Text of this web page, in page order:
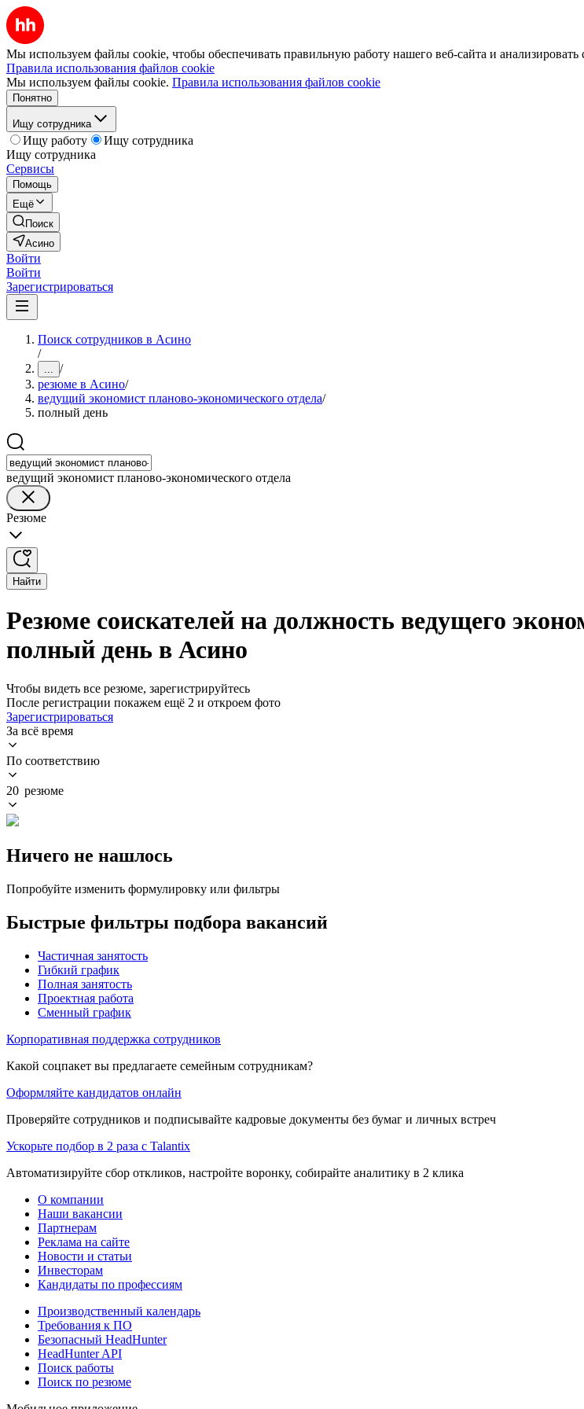
Мы используем файлы cookie, чтобы обеспечивать правильную работу нашего веб-сайта и анализировать
Правила использования файлов cookie
Мы используем файлы cookie. Правила использования файлов cookie
Понятно
Ищу сотрудника
Ищу работу
Ищу сотрудника
Ищу сотрудника
Сервисы
Помощь
Ещё
Поиск
Асино
Войти
Войти
Зарегистрироваться
Поиск сотрудников в Асино
/
... /
резюме в Асино/
ведущий экономист планово-экономического отдела/
полный день
ведущий экономист планово-экономического отдела
Резюме
Найти
Резюме соискателей на должность ведущего
полный день в Асино
Чтобы видеть все резюме, зарегистрируйтесь
После регистрации покажем ещё 2 и откроем фото
Зарегистрироваться
За всё время
По соответствию
20 резюме
Ничего не нашлось
Попробуйте изменить формулировку или фильтры
Быстрые фильтры подбора вакансий
Частичная занятость
Гибкий график
Полная занятость
Проектная работа
Сменный график
Корпоративная поддержка сотрудников
Какой соцпакет вы предлагаете семейным сотрудникам?
Оформляйте кандидатов онлайн
Проверяйте сотрудников и подписывайте кадровые документы без бумаг и личных встреч
Ускорьте подбор в 2 раза с Talantix
Автоматизируйте сбор откликов, настройте воронку, собирайте аналитику в 2 клика
О компании
Наши вакансии
Партнерам
Реклама на сайте
Новости и статьи
Инвесторам
Кандидаты по профессиям
Производственный календарь
Требования к ПО
Безопасный HeadHunter
HeadHunter API
Поиск работы
Поиск по резюме